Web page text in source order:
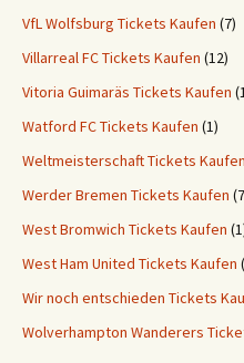
VfL Wolfsburg Tickets Kaufen (7)
Villarreal FC Tickets Kaufen (12)
Vitoria Guimaräs Tickets Kaufen
Watford FC Tickets Kaufen (1)
Weltmeisterschaft Tickets Kaufen
Werder Bremen Tickets Kaufen
West Bromwich Tickets Kaufen
West Ham United Tickets Kaufen
Wir noch entschieden Tickets
Wolverhampton Wanderers